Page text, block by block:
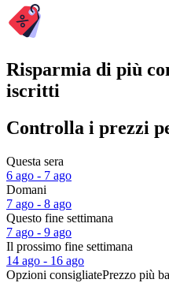
Risparmia di più
iscritti
Controlla i prezzi
Questa sera
6 ago - 7 ago
Domani
7 ago - 8 ago
Questo fine settimana
7 ago - 9 ago
Il prossimo fine settimana
14 ago - 16 ago
Opzioni consigliatePrezzo più